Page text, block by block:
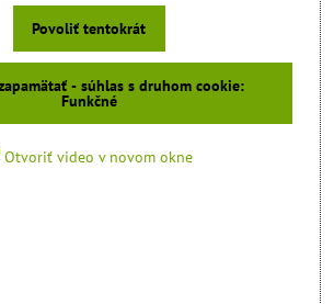
Povoliť tentokrát
- súhlas s druhom cookie:
Funkčné
Otvoriť video v novom okne